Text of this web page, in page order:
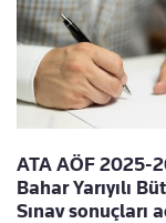
ATA AÖF 2025-
Bahar Yarıyılı
Sınav sonuçları